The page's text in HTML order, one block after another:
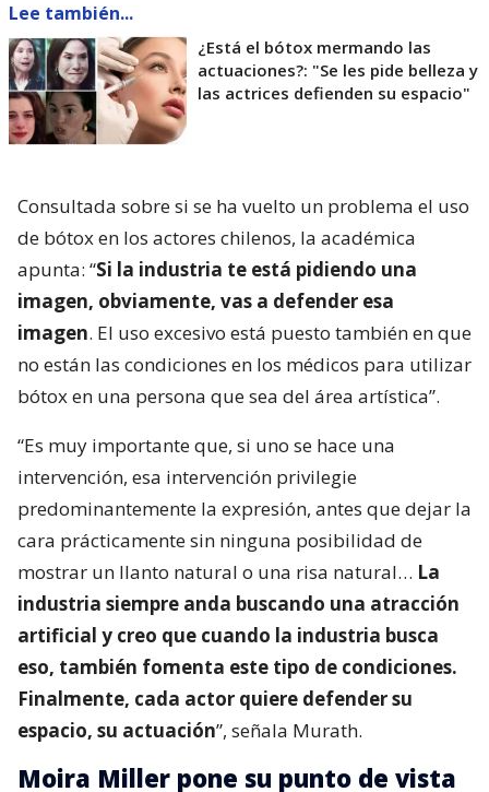
Lee también...
¿Está el bótox mermando las
actuaciones?: "Se les pide belleza y
las actrices defienden su espacio"
Consultada sobre si se ha vuelto un problema el uso
de bótox en los actores chilenos, la académica
apunta: “Si la industria te está pidiendo una
imagen, obviamente, vas a defender esa
imagen. El uso excesivo está puesto también en que
no están las condiciones en los médicos para utilizar
bótox en una persona que sea del área artística”.
“Es muy importante que, si uno se hace una
intervención, esa intervención privilegie
predominantemente la expresión, antes que dejar la
cara prácticamente sin ninguna posibilidad de
mostrar un llanto natural o una risa natural… La
industria siempre anda buscando una atracción
artificial y creo que cuando la industria busca
eso, también fomenta este tipo de condiciones.
Finalmente, cada actor quiere defender su
espacio, su actuación”, señala Murath.
Moira Miller pone su punto de vista